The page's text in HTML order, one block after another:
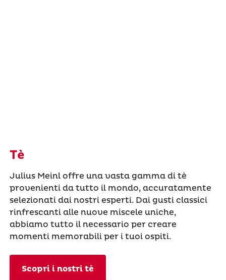
Tè
Julius Meinl offre una vasta gamma di tè
provenienti da tutto il mondo, accuratamente
selezionati dai nostri esperti. Dai gusti classici
rinfrescanti alle nuove miscele uniche,
abbiamo tutto il necessario per creare
momenti memorabili per i tuoi ospiti.
Scopri i nostri tè